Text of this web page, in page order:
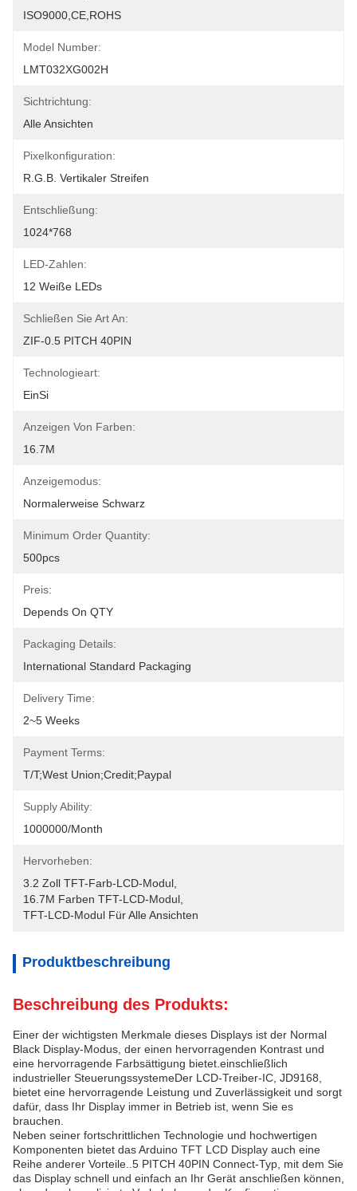
ISO9000,CE,ROHS
Model Number:
LMT032XG002H
Sichtrichtung:
Alle Ansichten
Pixelkonfiguration:
R.G.B. Vertikaler Streifen
Entschließung:
1024*768
LED-Zahlen:
12 Weiße LEDs
Schließen Sie Art An:
ZIF-0.5 PITCH 40PIN
Technologieart:
EinSi
Anzeigen Von Farben:
16.7M
Anzeigemodus:
Normalerweise Schwarz
Minimum Order Quantity:
500pcs
Preis:
Depends On QTY
Packaging Details:
International Standard Packaging
Delivery Time:
2~5 Weeks
Payment Terms:
T/T;West Union;Credit;Paypal
Supply Ability:
1000000/month
Hervorheben:
3.2 Zoll TFT-Farb-LCD-Modul
16.7M Farben TFT-LCD-Modul
TFT-LCD-Modul Für Alle Ansichten
Produktbeschreibung
Beschreibung des Produkts:
Einer der wichtigsten Merkmale dieses Displays ist der Normal
Black Display-Modus, der einen hervorragenden Kontrast und
eine hervorragende Farbsättigung bietet.einschließlich
industrieller SteuerungssystemeDer LCD-Treiber-IC, JD9168,
bietet eine hervorragende Leistung und Zuverlässigkeit und sorgt
dafür, dass Ihr Display immer in Betrieb ist, wenn Sie es
brauchen.
Neben seiner fortschrittlichen Technologie und hochwertigen
Komponenten bietet das Arduino TFT LCD Display auch eine
Reihe anderer Vorteile..5 PITCH 40PIN Connect-Typ, mit dem Sie
das Display schnell und einfach an Ihr Gerät anschließen können,